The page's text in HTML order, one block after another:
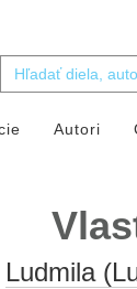
Autori
Ludmila